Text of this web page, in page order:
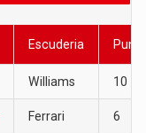
Escuderia
Williams 10
Ferrari 6